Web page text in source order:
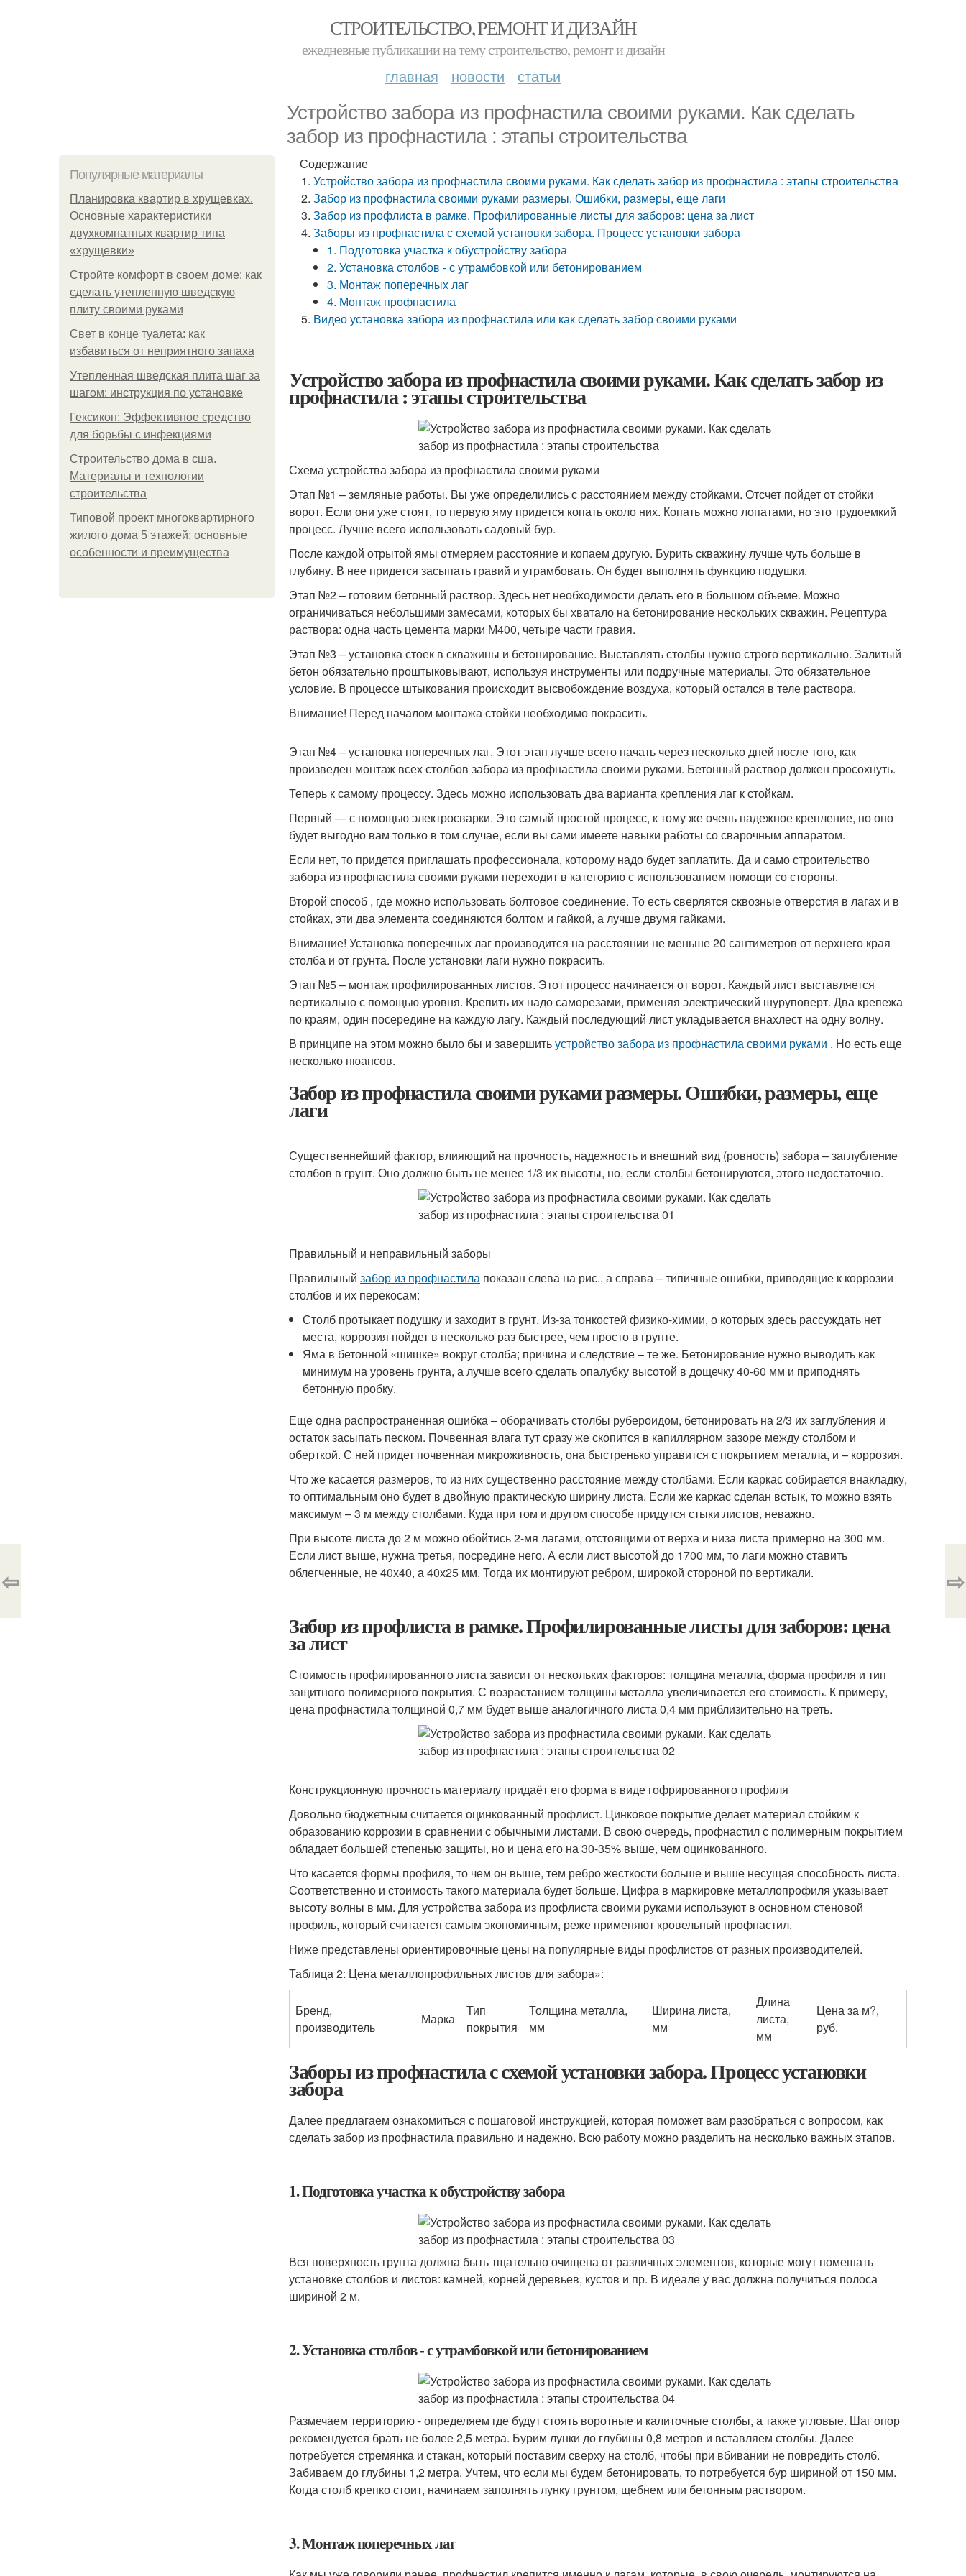
СТРОИТЕЛЬСТВО, РЕМОНТ И ДИЗАЙН
ежедневные публикации на тему строительство, ремонт и дизайн
главная новости статьи
Устройство забора из профнастила своими руками. Как сделать
забор из профнастила : этапы строительства
Популярные материалы
Планировка квартир в хрущевках.
Основные характеристики
двухкомнатных квартир типа
«хрущевки»
Стройте комфорт в своем доме: как
сделать утепленную шведскую
плиту своими руками
Свет в конце туалета: как
избавиться от неприятного запаха
Утепленная шведская плита шаг за
шагом: инструкция по установке
Гексикон: Эффективное средство
для борьбы с инфекциями
Строительство дома в сша.
Материалы и технологии
строительства
Типовой проект многоквартирного
жилого дома 5 этажей: основные
особенности и преимущества
Содержание
Устройство забора из профнастила своими руками. Как сделать забор из профнастила : этапы строительства
Забор из профнастила своими руками размеры. Ошибки, размеры, еще лаги
Забор из профлиста в рамке. Профилированные листы для заборов: цена за лист
Заборы из профнастила с схемой установки забора. Процесс установки забора
1. Подготовка участка к обустройству забора
2. Установка столбов - с утрамбовкой или бетонированием
3. Монтаж поперечных лаг
4. Монтаж профнастила
Видео установка забора из профнастила или как сделать забор своими руками
Устройство забора из профнастила своими руками. Как сделать забор из
профнастила : этапы строительства
Схема устройства забора из профнастила своими руками
Этап №1 – земляные работы. Вы уже определились с расстоянием между стойками. Отсчет пойдет от стойки
ворот. Если они уже стоят, то первую яму придется копать около них. Копать можно лопатами, но это трудоемкий
процесс. Лучше всего использовать садовый бур.
После каждой отрытой ямы отмеряем расстояние и копаем другую. Бурить скважину лучше чуть больше в
глубину. В нее придется засыпать гравий и утрамбовать. Он будет выполнять функцию подушки.
Этап №2 – готовим бетонный раствор. Здесь нет необходимости делать его в большом объеме. Можно
ограничиваться небольшими замесами, которых бы хватало на бетонирование нескольких скважин. Рецептура
раствора: одна часть цемента марки М400, четыре части гравия.
Этап №3 – установка стоек в скважины и бетонирование. Выставлять столбы нужно строго вертикально. Залитый
бетон обязательно проштыковывают, используя инструменты или подручные материалы. Это обязательное
условие. В процессе штыкования происходит высвобождение воздуха, который остался в теле раствора.
Внимание! Перед началом монтажа стойки необходимо покрасить.
Этап №4 – установка поперечных лаг. Этот этап лучше всего начать через несколько дней после того, как
произведен монтаж всех столбов забора из профнастила своими руками. Бетонный раствор должен просохнуть.
Теперь к самому процессу. Здесь можно использовать два варианта крепления лаг к стойкам.
Первый — с помощью электросварки. Это самый простой процесс, к тому же очень надежное крепление, но оно
будет выгодно вам только в том случае, если вы сами имеете навыки работы со сварочным аппаратом.
Если нет, то придется приглашать профессионала, которому надо будет заплатить. Да и само строительство
забора из профнастила своими руками переходит в категорию с использованием помощи со стороны.
Второй способ , где можно использовать болтовое соединение. То есть сверлятся сквозные отверстия в лагах и в
стойках, эти два элемента соединяются болтом и гайкой, а лучше двумя гайками.
Внимание! Установка поперечных лаг производится на расстоянии не меньше 20 сантиметров от верхнего края
столба и от грунта. После установки лаги нужно покрасить.
Этап №5 – монтаж профилированных листов. Этот процесс начинается от ворот. Каждый лист выставляется
вертикально с помощью уровня. Крепить их надо саморезами, применяя электрический шуруповерт. Два крепежа
по краям, один посередине на каждую лагу. Каждый последующий лист укладывается внахлест на одну волну.
В принципе на этом можно было бы и завершитьустройство забора из профнастила своими руками . Но есть еще
несколько нюансов.
Забор из профнастила своими руками размеры. Ошибки, размеры, еще
лаги
Существеннейший фактор, влияющий на прочность, надежность и внешний вид (ровность) забора – заглубление
столбов в грунт. Оно должно быть не менее 1/3 их высоты, но, если столбы бетонируются, этого недостаточно.
Правильный и неправильный заборы
Правильный забор из профнастила показан слева на рис., а справа – типичные ошибки, приводящие к коррозии
столбов и их перекосам:
Столб протыкает подушку и заходит в грунт. Из-за тонкостей физико-химии, о которых здесь рассуждать нет
места, коррозия пойдет в несколько раз быстрее, чем просто в грунте.
Яма в бетонной «шишке» вокруг столба; причина и следствие – те же. Бетонирование нужно выводить как
минимум на уровень грунта, а лучше всего сделать опалубку высотой в дощечку 40-60 мм и приподнять
бетонную пробку.
Еще одна распространенная ошибка – оборачивать столбы рубероидом, бетонировать на 2/3 их заглубления и
остаток засыпать песком. Почвенная влага тут сразу же скопится в капиллярном зазоре между столбом и
оберткой. С ней придет почвенная микроживность, она быстренько управится с покрытием металла, и – коррозия.
Что же касается размеров, то из них существенно расстояние между столбами. Если каркас собирается внакладку,
то оптимальным оно будет в двойную практическую ширину листа. Если же каркас сделан встык, то можно взять
максимум – 3 м между столбами. Куда при том и другом способе придутся стыки листов, неважно.
При высоте листа до 2 м можно обойтись 2-мя лагами, отстоящими от верха и низа листа примерно на 300 мм.
Если лист выше, нужна третья, посредине него. А если лист высотой до 1700 мм, то лаги можно ставить
облегченные, не 40х40, а 40х25 мм. Тогда их монтируют ребром, широкой стороной по вертикали.
Забор из профлиста в рамке. Профилированные листы для заборов: цена
за лист
Стоимость профилированного листа зависит от нескольких факторов: толщина металла, форма профиля и тип
защитного полимерного покрытия. С возрастанием толщины металла увеличивается его стоимость. К примеру,
цена профнастила толщиной 0,7 мм будет выше аналогичного листа 0,4 мм приблизительно на треть.
Конструкционную прочность материалу придаёт его форма в виде гофрированного профиля
Довольно бюджетным считается оцинкованный профлист. Цинковое покрытие делает материал стойким к
образованию коррозии в сравнении с обычными листами. В свою очередь, профнастил с полимерным покрытием
обладает большей степенью защиты, но и цена его на 30-35% выше, чем оцинкованного.
Что касается формы профиля, то чем он выше, тем ребро жесткости больше и выше несущая способность листа.
Соответственно и стоимость такого материала будет больше. Цифра в маркировке металлопрофиля указывает
высоту волны в мм. Для устройства забора из профлиста своими руками используют в основном стеновой
профиль, который считается самым экономичным, реже применяют кровельный профнастил.
Ниже представлены ориентировочные цены на популярные виды профлистов от разных производителей.
Таблица 2: Цена металлопрофильных листов для забора»:
Бренд,
производитель
Марка
Тип
покрытия
Толщина металла,
мм
Ширина листа,
мм
Длина
листа,
мм
Цена за м?,
руб.
Заборы из профнастила с схемой установки забора. Процесс установки
забора
Далее предлагаем ознакомиться с пошаговой инструкцией, которая поможет вам разобраться с вопросом, как
сделать забор из профнастила правильно и надежно. Всю работу можно разделить на несколько важных этапов.
1. Подготовка участка к обустройству забора
Вся поверхность грунта должна быть тщательно очищена от различных элементов, которые могут помешать
установке столбов и листов: камней, корней деревьев, кустов и пр. В идеале у вас должна получиться полоса
шириной 2 м.
2. Установка столбов - с утрамбовкой или бетонированием
Размечаем территорию - определяем где будут стоять воротные и калиточные столбы, а также угловые. Шаг опор
рекомендуется брать не более 2,5 метра. Бурим лунки до глубины 0,8 метров и вставляем столбы. Далее
потребуется стремянка и стакан, который поставим сверху на столб, чтобы при вбивании не повредить столб.
Забиваем до глубины 1,2 метра. Учтем, что если мы будем бетонировать, то потребуется бур шириной от 150 мм.
Когда столб крепко стоит, начинаем заполнять лунку грунтом, щебнем или бетонным раствором.
3. Монтаж поперечных лаг
⇦ ⇨